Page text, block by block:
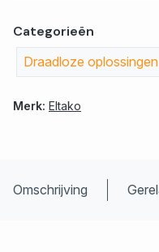
Categorieën
Draadloze oplossingen
Merk: Eltako
Omschrijving